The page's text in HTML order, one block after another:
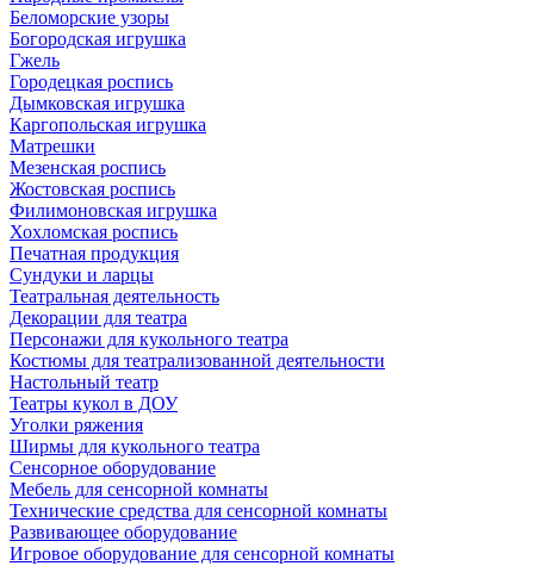
Беломорские узоры
Богородская игрушка
Гжель
Городецкая роспись
Дымковская игрушка
Каргопольская игрушка
Матрешки
Мезенская роспись
Жостовская роспись
Филимоновская игрушка
Хохломская роспись
Печатная продукция
Сундуки и ларцы
Театральная деятельность
Декорации для театра
Персонажи для кукольного театра
Костюмы для театрализованной деятельности
Настольный театр
Театры кукол в ДОУ
Уголки ряжения
Ширмы для кукольного театра
Сенсорное оборудование
Мебель для сенсорной комнаты
Технические средства для сенсорной комнаты
Развивающее оборудование
Игровое оборудование для сенсорной комнаты